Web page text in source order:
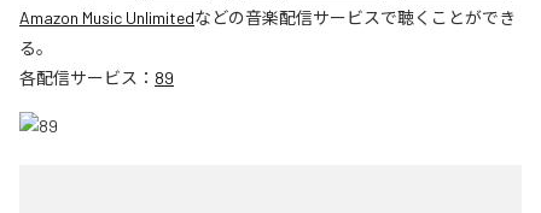
Amazon Music Unlimitedなどの音楽配信サービスで聴くことができ
る。
各配信サービス： 89